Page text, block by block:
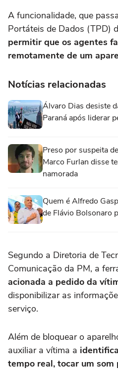
A funcionalidade, que
Portáteis de Dados (TPD)
permitir que os agentes
remotamente de um
Notícias relacionadas
Álvaro Dias desiste
Paraná após liderar
Preso por suspeita
Marco Furlan disse
namorada
Quem é Alfredo
de Flávio Bolsonaro
Segundo a Diretoria de
Comunicação da PM, a
acionada a pedido da
disponibilizar as
serviço.
Além de bloquear o
auxiliar a vítima a
tempo real, tocar um